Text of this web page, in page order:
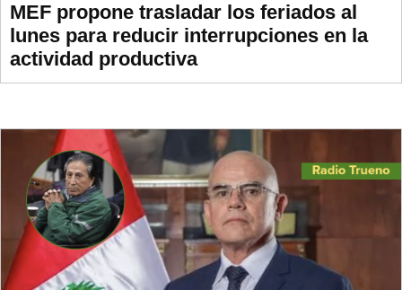
MEF propone trasladar los feriados al
lunes para reducir interrupciones en la
actividad productiva